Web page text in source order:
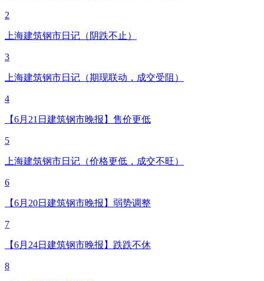
2
上海建筑钢市日记（阴跌不止）
3
上海建筑钢市日记（期现联动，成交受阻）
4
【6月21日建筑钢市晚报】售价更低
5
上海建筑钢市日记（价格更低，成交不旺）
6
【6月20日建筑钢市晚报】弱势调整
7
【6月24日建筑钢市晚报】跌跌不休
8